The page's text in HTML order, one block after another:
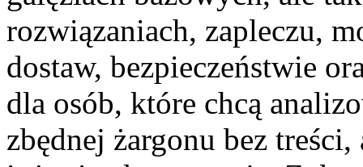
rozwiązaniach, zapleczu,
dostaw, bezpieczeństwie
dla osób, które chcą
zbędnej żargonu bez